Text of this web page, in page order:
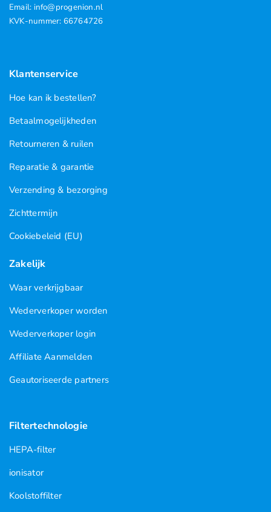
Email: info@progenion.nl
KVK-nummer: 66764726
Klantenservice
Hoe kan ik bestellen?
Betaalmogelijkheden
Retourneren & ruilen
Reparatie & garantie
Verzending & bezorging
Zichttermijn
Cookiebeleid (EU)
Zakelijk
Waar verkrijgbaar
Wederverkoper worden
Wederverkoper login
Affiliate Aanmelden
Geautoriseerde partners
Filtertechnologie
HEPA-filter
ionisator
Koolstoffilter